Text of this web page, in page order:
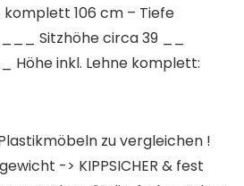
komplett 106 cm – Tiefe
Sitzhöhe circa 39 __
Höhe inkl. Lehne komplett:
zu vergleichen !
-> KIPPSICHER & fest